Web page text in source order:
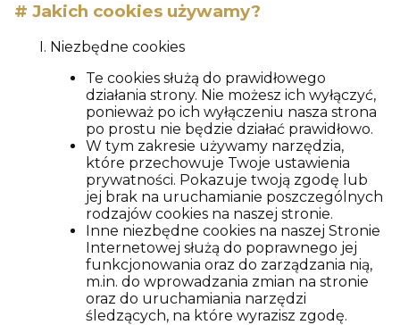
# Jakich cookies używamy?
Niezbędne cookies
Te cookies służą do prawidłowego
działania strony. Nie możesz ich wyłączyć,
ponieważ po ich wyłączeniu nasza strona
po prostu nie będzie działać prawidłowo.
W tym zakresie używamy narzędzia,
które przechowuje Twoje ustawienia
prywatności. Pokazuje twoją zgodę lub
jej brak na uruchamianie poszczególnych
rodzajów cookies na naszej stronie.
Inne niezbędne cookies na naszej Stronie
Internetowej służą do poprawnego jej
funkcjonowania oraz do zarządzania nią,
m.in. do wprowadzania zmian na stronie
oraz do uruchamiania narzędzi
śledzących, na które wyrazisz zgodę.